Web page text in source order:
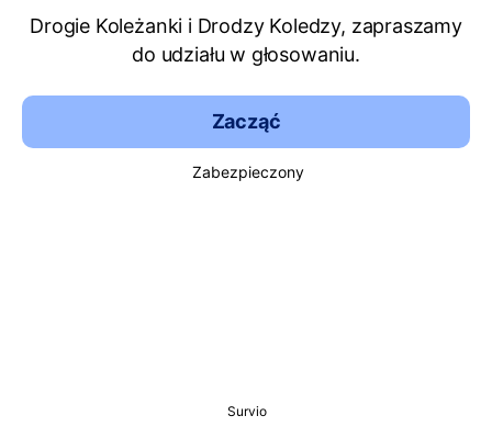
Drogie Koleżanki i Drodzy Koledzy, zapraszamy
do udziału w głosowaniu.
Zacząć
Zabezpieczony
Survio